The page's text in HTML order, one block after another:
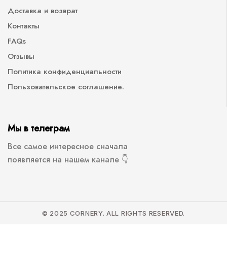
Доставка и возврат
Контакты
FAQs
Отзывы
Политика конфиденциальности
Пользовательское соглашение.
Мы в телеграм
Все самое интересное сначала
появляется на нашем канале 👇
© 2025 CORNERY. ALL RIGHTS RESERVED.